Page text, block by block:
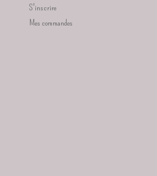
S'inscrire
Mes commandes